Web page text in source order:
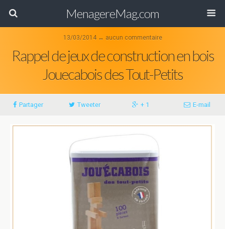
MenagereMag.com
13/03/2014 ↔ aucun commentaire
Rappel de jeux de construction en bois
Jouecabois des Tout-Petits
Partager Tweeter + 1 E-mail